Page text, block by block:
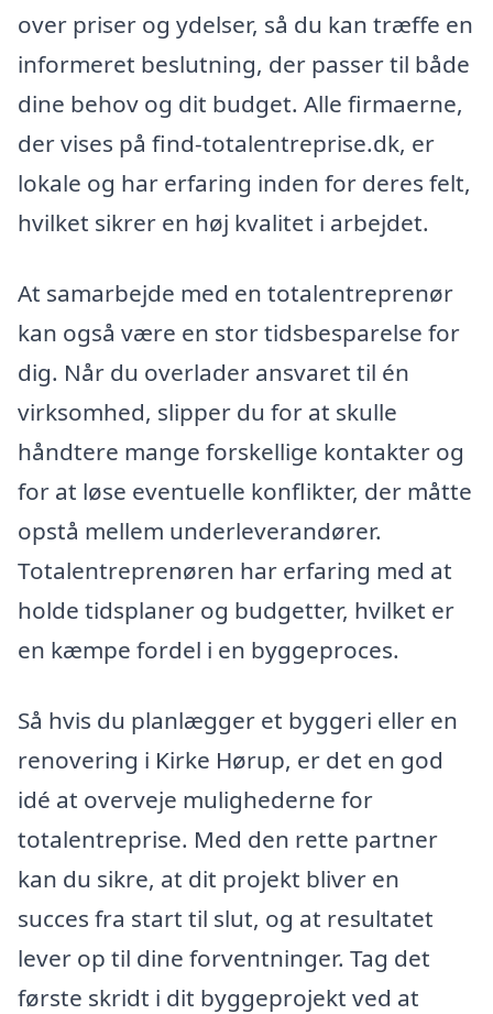
over priser og ydelser, så du kan træffe en
informeret beslutning, der passer til både
dine behov og dit budget. Alle firmaerne,
der vises på find-totalentreprise.dk, er
lokale og har erfaring inden for deres felt,
hvilket sikrer en høj kvalitet i arbejdet.
At samarbejde med en totalentreprenør
kan også være en stor tidsbesparelse for
dig. Når du overlader ansvaret til én
virksomhed, slipper du for at skulle
håndtere mange forskellige kontakter og
for at løse eventuelle konflikter, der måtte
opstå mellem underleverandører.
Totalentreprenøren har erfaring med at
holde tidsplaner og budgetter, hvilket er
en kæmpe fordel i en byggeproces.
Så hvis du planlægger et byggeri eller en
renovering i Kirke Hørup, er det en god
idé at overveje mulighederne for
totalentreprise. Med den rette partner
kan du sikre, at dit projekt bliver en
succes fra start til slut, og at resultatet
lever op til dine forventninger. Tag det
første skridt i dit byggeprojekt ved at